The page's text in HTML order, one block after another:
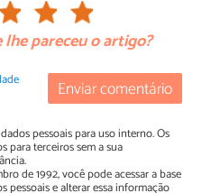
lhe pareceu o artigo?
Enviar comentário
pessoais para uso interno. Os
para terceiros sem a sua
de 1992, você pode acessar a base
pessoais e alterar essa informação